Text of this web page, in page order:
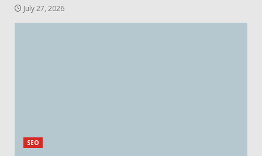
July 27, 2026
SEO